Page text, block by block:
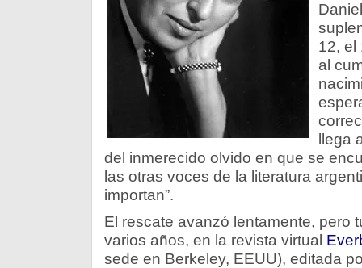
12, el
al
llega
del inmerecido olvido en que se
las otras voces de la literatura
importan”.
El rescate avanzó lentamente, pero
varios años, en la revista virtual
sede en Berkeley, EEUU), editada